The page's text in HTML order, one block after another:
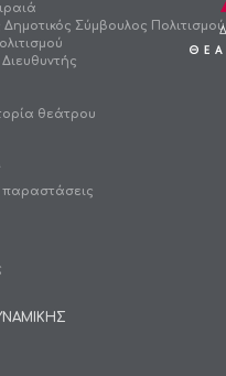
Δημοτικός Σύμβουλος Πολιτισμού
Διευθυντής
θεάτρου
παραστάσεις